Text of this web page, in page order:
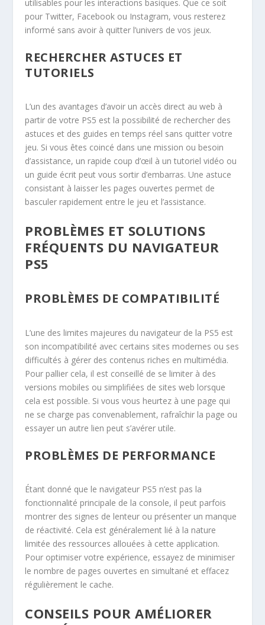
utilisables pour les interactions basiques. Que ce soit
pour Twitter, Facebook ou Instagram, vous resterez
informé sans avoir à quitter l’univers de vos jeux.
RECHERCHER ASTUCES ET
TUTORIELS
L’un des avantages d’avoir un accès direct au web à
partir de votre PS5 est la possibilité de rechercher des
astuces et des guides en temps réel sans quitter votre
jeu. Si vous êtes coincé dans une mission ou besoin
d’assistance, un rapide coup d’œil à un tutoriel vidéo ou
un guide écrit peut vous sortir d’embarras. Une astuce
consistant à laisser les pages ouvertes permet de
basculer rapidement entre le jeu et l’assistance.
PROBLÈMES ET SOLUTIONS
FRÉQUENTS DU NAVIGATEUR
PS5
PROBLÈMES DE COMPATIBILITÉ
L’une des limites majeures du navigateur de la PS5 est
son incompatibilité avec certains sites modernes ou ses
difficultés à gérer des contenus riches en multimédia.
Pour pallier cela, il est conseillé de se limiter à des
versions mobiles ou simplifiées de sites web lorsque
cela est possible. Si vous vous heurtez à une page qui
ne se charge pas convenablement, rafraîchir la page ou
essayer un autre lien peut s’avérer utile.
PROBLÈMES DE PERFORMANCE
Étant donné que le navigateur PS5 n’est pas la
fonctionnalité principale de la console, il peut parfois
montrer des signes de lenteur ou présenter un manque
de réactivité. Cela est généralement lié à la nature
limitée des ressources allouées à cette application.
Pour optimiser votre expérience, essayez de minimiser
le nombre de pages ouvertes en simultané et effacez
régulièrement le cache.
CONSEILS POUR AMÉLIORER